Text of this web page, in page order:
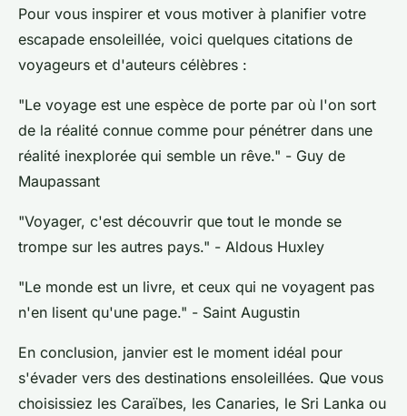
Pour vous inspirer et vous motiver à planifier votre
escapade ensoleillée, voici quelques citations de
voyageurs et d'auteurs célèbres :
"Le voyage est une espèce de porte par où l'on sort
de la réalité connue comme pour pénétrer dans une
réalité inexplorée qui semble un rêve." - Guy de
Maupassant
"Voyager, c'est découvrir que tout le monde se
trompe sur les autres pays." - Aldous Huxley
"Le monde est un livre, et ceux qui ne voyagent pas
n'en lisent qu'une page." - Saint Augustin
En conclusion, janvier est le moment idéal pour
s'évader vers des destinations ensoleillées. Que vous
choisissiez les Caraïbes, les Canaries, le Sri Lanka ou